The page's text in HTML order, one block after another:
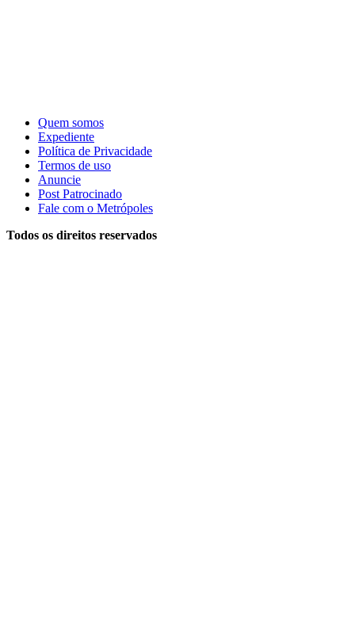
Quem somos
Expediente
Política de Privacidade
Termos de uso
Anuncie
Post Patrocinado
Fale com o Metrópoles
Todos os direitos reservados